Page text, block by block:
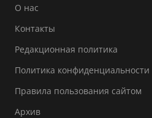
О нас
Контакты
Редакционная политика
Политика конфиденциальности
Правила пользования сайтом
Архив